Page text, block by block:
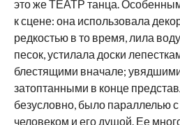
это же ТЕАТР танца.
к сцене: она использовала
редкостью в то время, лила
песок, устилала доски
блестящими вначале;
затоптанными в конце
безусловно, было параллелью с
человеком и его душой. Ее